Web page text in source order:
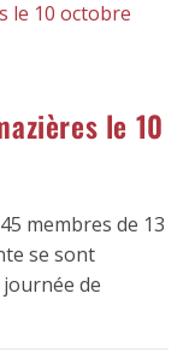
le 10
membres de 13
se sont
de